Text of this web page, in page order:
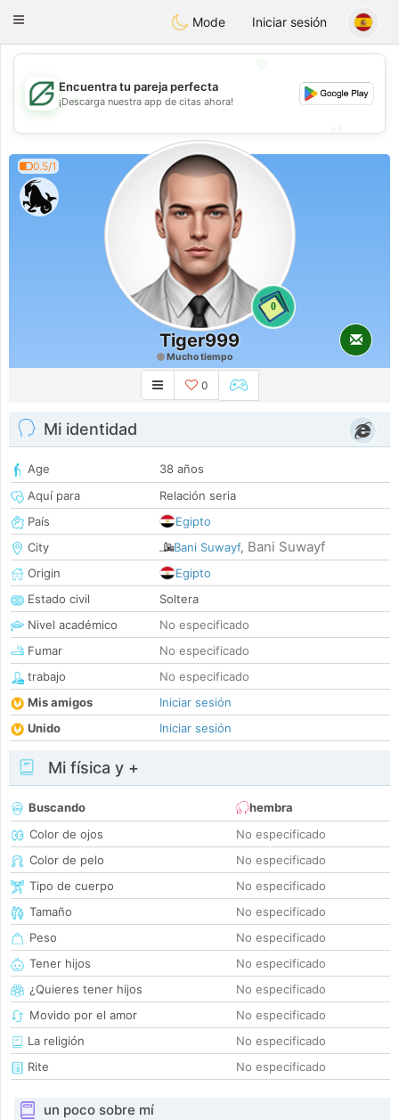
GulfDating
Toggle
Mode Iniciar sesión
💖
💕
Encuentra tu pareja perfecta
¡Descarga nuestra app de citas ahora!
0.5/1
0
Tiger999
Mucho tiempo
0
Mi identidad
Age
38 años
Aquí para
Relación seria
País
Egipto
City
Bani Suwayf, Bani Suwayf
Origin
Egipto
Estado civil
Soltera
Nivel académico
No especificado
Fumar
No especificado
trabajo
No especificado
Mis amigos
Iniciar sesión
Unido
Iniciar sesión
Mi física y +
Buscando
hembra
Color de ojos
No especificado
Color de pelo
No especificado
Tipo de cuerpo
No especificado
Tamaño
No especificado
Peso
No especificado
Tener hijos
No especificado
¿Quieres tener hijos
No especificado
Movido por el amor
No especificado
La religión
No especificado
Rite
No especificado
un poco sobre mí